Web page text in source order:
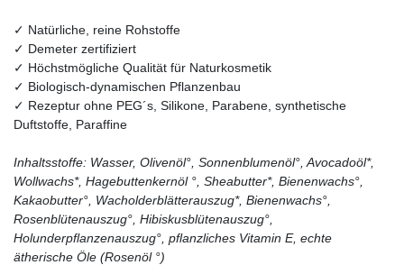
✓ Natürliche, reine Rohstoffe
✓ Demeter zertifiziert
✓ Höchstmögliche Qualität für Naturkosmetik
✓ Biologisch-dynamischen Pflanzenbau
✓ Rezeptur ohne PEG´s, Silikone, Parabene, synthetische
Duftstoffe, Paraffine
Inhaltsstoffe: Wasser, Olivenöl°, Sonnenblumenöl°, Avocadoöl*,
Wollwachs*, Hagebuttenkernöl °, Sheabutter*, Bienenwachs°,
Kakaobutter°, Wacholderblätterauszug*, Bienenwachs°,
Rosenblütenauszug°, Hibiskusblütenauszug°,
Holunderpflanzenauszug°, pflanzliches Vitamin E, echte
ätherische Öle (Rosenöl °)